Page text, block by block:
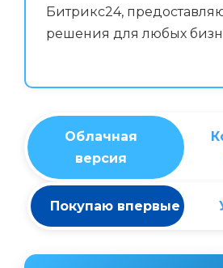
Битрикс24,
решения для любых
Облачная
версия
Покупаю впервые